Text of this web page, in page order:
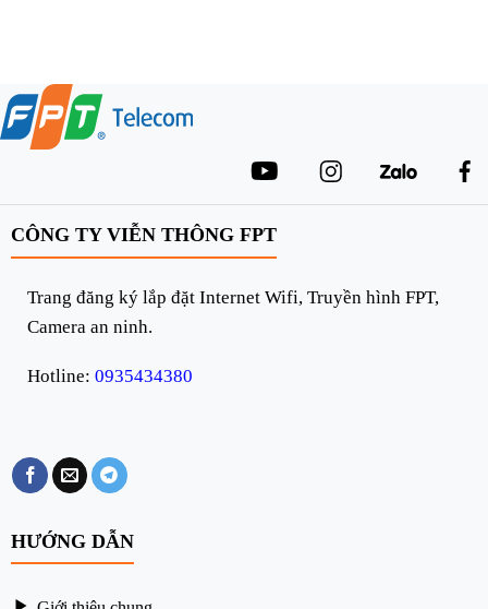
CÔNG TY VIỄN THÔNG FPT
Trang đăng ký lắp đặt Internet Wifi, Truyền hình FPT,
Camera an ninh.
Hotline: 0935434380
HƯỚNG DẪN